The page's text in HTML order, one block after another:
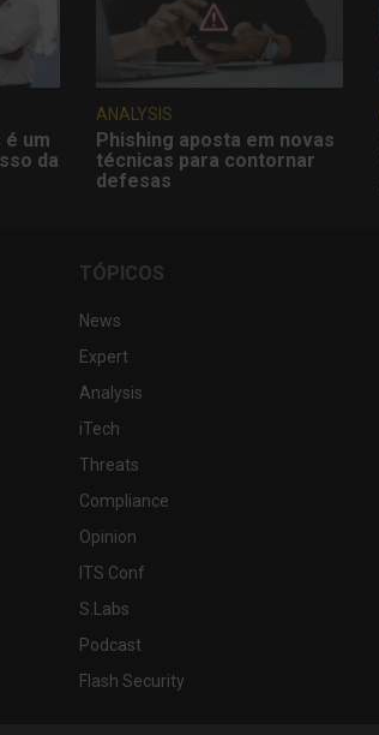
é um
da
ANALYSIS
Phishing aposta em novas
técnicas para contornar
defesas
TÓPICOS
News
Expert
Analysis
iTech
Threats
Compliance
Opinion
ITS Conf
S.Labs
Podcast
Flash Security